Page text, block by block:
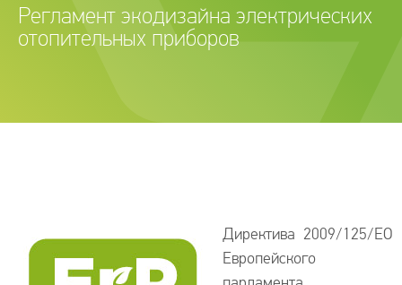
Регламент экодизайна электрических
отопительных приборов
Директива 2009/125/ЕО
Европейского